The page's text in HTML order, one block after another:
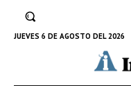
JUEVES 6 DE AGOSTO DEL 2026